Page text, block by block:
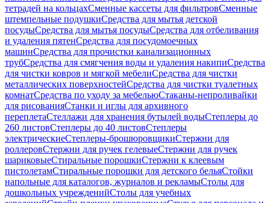
тетрадей на кольцахСменные кассеты для фильтровСменные
штемпельные подушкиСредства для мытья детской
посудыСредства для мытья посудыСредства для отбеливания
и удаления пятенСредства для посудомоечных
машинСредства для прочистки канализационных
трубСредства для смягчения воды и удаления накипиСредства
для чистки ковров и мягкой мебелиСредства для чистки
металлических поверхностейСредства для чистки туалетных
комнатСредства по уходу за мебельюСтаканы-непроливайки
для рисованияСтанки и иглы для архивного
переплетаСтеллажи для хранения бутылей водыСтеплеры до
260 листовСтеплеры до 40 листовСтеплеры
электрическиеСтеплеры-брошюровщикиСтержни для
роллеровСтержни для ручек гелевыеСтержни для ручек
шариковыеСтиральные порошкиСтержни к клеевым
пистолетамСтиральные порошки для детского бельяСтойки
напольные для каталогов, журналов и рекламыСтолы для
дошкольных учрежденийСтолы для учебных